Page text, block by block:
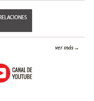
ver más